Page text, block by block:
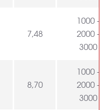
7,48
1000 -
2000 -
3000
8,70
1000 -
2000 -
3000